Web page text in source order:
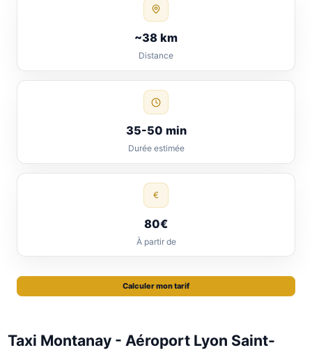
~38 km
Distance
35-50 min
Durée estimée
€
80€
À partir de
Calculer mon tarif
Taxi Montanay - Aéroport Lyon Saint-